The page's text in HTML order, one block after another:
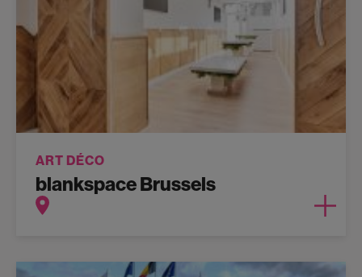
ART DÉCO
blankspace Brussels